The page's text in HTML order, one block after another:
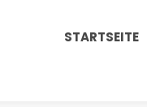
STARTSEITE